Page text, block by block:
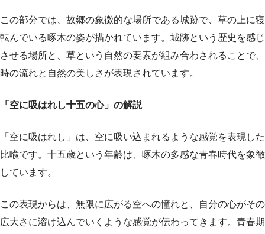
この部分では、故郷の象徴的な場所である城跡で、草の上に寝
転んでいる啄木の姿が描かれています。城跡という歴史を感じ
させる場所と、草という自然の要素が組み合わされることで、
時の流れと自然の美しさが表現されています。
「空に吸はれし十五の心」の解説
「空に吸はれし」は、空に吸い込まれるような感覚を表現した
比喩です。十五歳という年齢は、啄木の多感な青春時代を象徴
しています。
この表現からは、無限に広がる空への憧れと、自分の心がその
広大さに溶け込んでいくような感覚が伝わってきます。青春期